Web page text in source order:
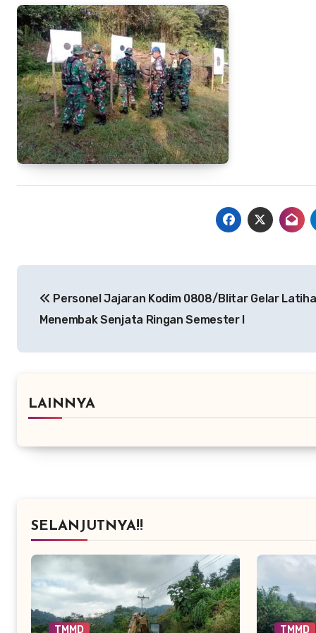
pos Personel Jajaran Kodim 0808/Blitar Gelar
Menembak Senjata Ringan Semester I
LAINNYA
SELANJUTNYA!!
TMMD TMMD